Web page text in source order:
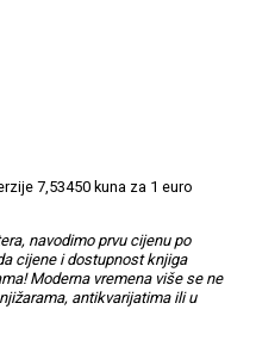
7,53450 kuna za 1 euro
navodimo prvu cijenu po
cijene i dostupnost knjiga
Moderna vremena više se ne
antikvarijatima ili u